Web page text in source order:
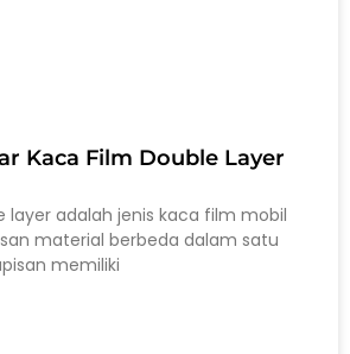
Kaca Film Double Layer
layer adalah jenis kaca film mobil
material berbeda dalam satu
memiliki